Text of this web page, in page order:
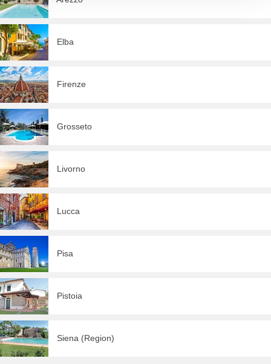
Elba
Firenze
Grosseto
Livorno
Lucca
Pisa
Pistoia
Siena (Region)